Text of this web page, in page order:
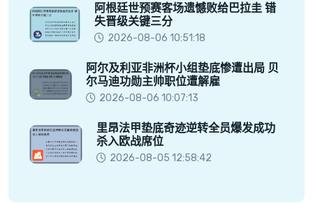
阿根廷世预赛客场遗憾败给巴拉圭 错
失晋级关键三分
2026-08-06 10:51:18
阿尔及利亚非洲杯小组垫底惨遭出局 贝
尔马迪功勋主帅职位遭解雇
2026-08-06 10:07:13
里昂法甲垫底奇迹逆转全员爆发成功
杀入欧战席位
2026-08-05 12:58:42